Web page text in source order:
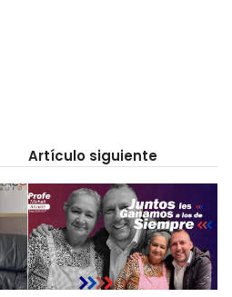
Artículo siguiente